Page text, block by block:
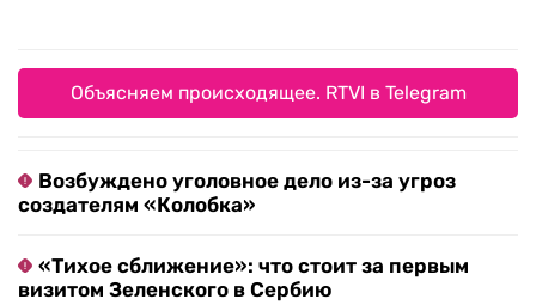
Объясняем происходящее. RTVI в Telegram
Возбуждено уголовное дело из-за угроз
создателям «Колобка»
«Тихое сближение»: что стоит за первым
визитом Зеленского в Сербию